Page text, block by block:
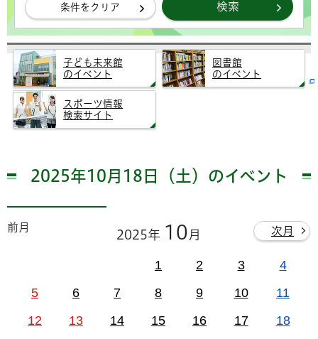
条件をクリア
子ども未来館
のイベント
図書館
のイベント
スポーツ情報
検索サイト
2025年10月18日（土）のイベント
前月
2025年 10 月 次月
1 2 3
4
5
6 7 8 9 10
11
12
13 14 15 16 17 18